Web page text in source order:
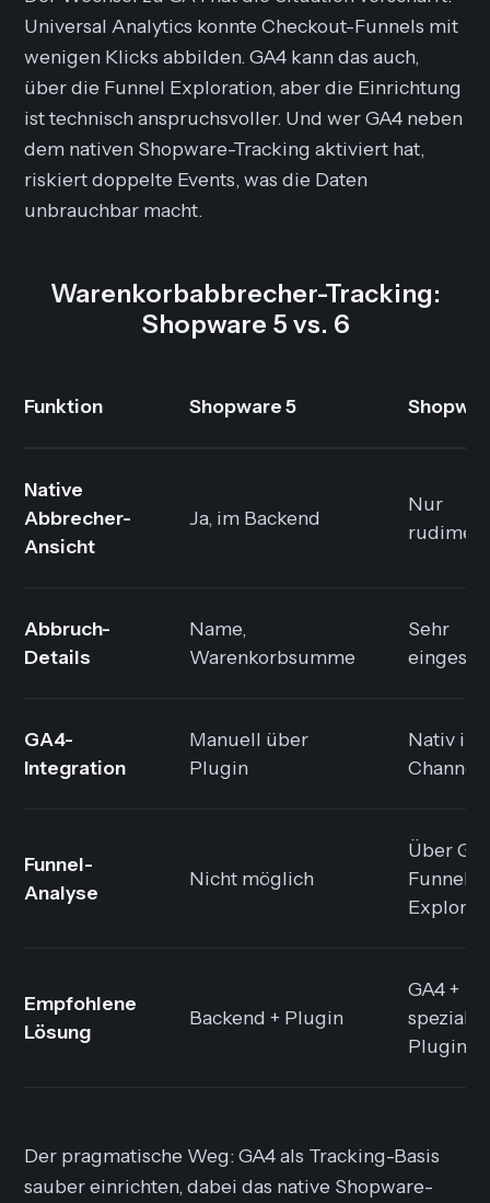
Universal Analytics konnte Checkout-Funnels mit
wenigen Klicks abbilden. GA4 kann das auch,
über die Funnel Exploration, aber die Einrichtung
ist technisch anspruchsvoller. Und wer GA4 neben
dem nativen Shopware-Tracking aktiviert hat,
riskiert doppelte Events, was die Daten
unbrauchbar macht.
Warenkorbabbrecher-Tracking:
Shopware 5 vs. 6
Funktion Shopware 5
Native
Abbrecher-
Ansicht
Ja, im Backend
Nur
Abbruch-
Details
Name,
Warenkorbsumme
Sehr
GA4-
Integration
Manuell über
Plugin
Nativ im
Channel
Funnel-
Analyse
Nicht möglich
Über
Funnel
Empfohlene
Lösung
Backend + Plugin
GA4 +
Plugin
Der pragmatische Weg: GA4 als Tracking-Basis
sauber einrichten, dabei das native Shopware-